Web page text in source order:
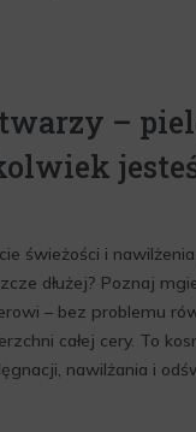
–
świeżości i
dłużej? Poznaj
– bez problemu
całej cery. To
nawilżania i